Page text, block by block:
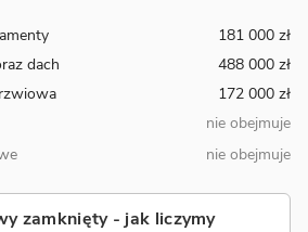
181 000 zł
dach
488 000 zł
172 000 zł
nie obejmuje
nie obejmuje
zamknięty - jak liczymy